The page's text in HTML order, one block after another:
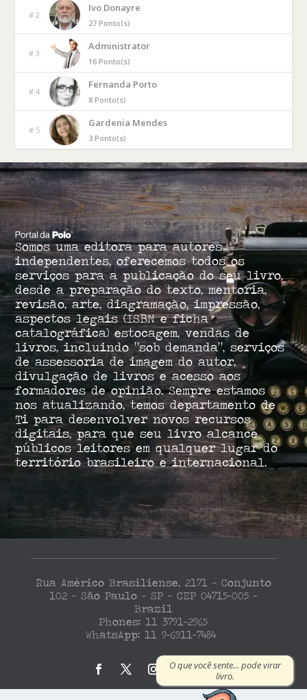
# 2
Ivo Donayre
27 Ponto(s)
# 3
Administrator
16 Ponto(s)
# 4
Fernanda Porto
8 Ponto(s)
# 5
Gardenia Mendes
3 Ponto(s)
Somos uma editora para autores
independentes, oferecemos todos os
serviços para a publicação do seu livro,
desde a preparação do texto, mentoria,
revisão, arte, diagramação, impressão,
aspectos legais (ISBN e ficha
catalográfica) estocagem, vendas de
livros, incluindo “sob demanda”, serviços
de assessoria de imagem do autor,
divulgação de livros e acesso aos
formadores de opinião. Sempre estamos
nos atualizando, temos departamento de
Ti para desenvolver novos recursos
digitais, para que seu livro alcance
públicos leitores em qualquer lugar do
território brasileiro e internacional.
Rua Américo Brasiliense, 2171 – Conjunto
102 – São Paulo – SP – CEP 04715-005 –
Brazil
Phones: 11 3791-2965
WhatsApp: 11 9-6911-7484
O que você sente... pode virar
livro.